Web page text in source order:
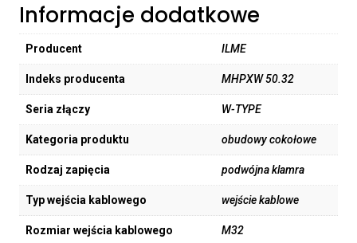
Informacje dodatkowe
Producent ILME
Indeks producenta MHPXW 50.32
Seria złączy W-TYPE
Kategoria produktu obudowy cokołowe
Rodzaj zapięcia podwójna klamra
Typ wejścia kablowego wejście kablowe
Rozmiar wejścia kablowego M32